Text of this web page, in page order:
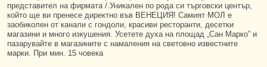
представител на фирмата /.Уникален по рода си търговски център,
който ще ви пренесе директно във ВЕНЕЦИЯ! Самият МОЛ е
заобиколен от канали с гондоли, красиви ресторанти, десетки
магазини и много изкушения. Усетете духа на площад „Сан Марко” и
пазарувайте в магазините с намаления на световно известните
марки. При мин. 15 човека